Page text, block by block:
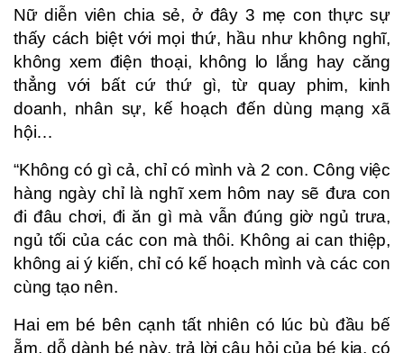
Nữ diễn viên chia sẻ, ở đây 3 mẹ con thực sự
thấy cách biệt với mọi thứ, hầu như không nghĩ,
không xem điện thoại, không lo lắng hay căng
thẳng với bất cứ thứ gì, từ quay phim, kinh
doanh, nhân sự, kế hoạch đến dùng mạng xã
hội…
“Không có gì cả, chỉ có mình và 2 con. Công việc
hàng ngày chỉ là nghĩ xem hôm nay sẽ đưa con
đi đâu chơi, đi ăn gì mà vẫn đúng giờ ngủ trưa,
ngủ tối của các con mà thôi. Không ai can thiệp,
không ai ý kiến, chỉ có kế hoạch mình và các con
cùng tạo nên.
Hai em bé bên cạnh tất nhiên có lúc bù đầu bế
ẵm, dỗ dành bé này, trả lời câu hỏi của bé kia, có